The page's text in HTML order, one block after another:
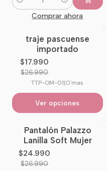
Cantidad
Comprar ahora
-33%OFF
traje pascuense
importado
$17.990
$26.990
TTP-OM-01|O´mas
Ver opciones
-7%OFF
No disponible
Pantalón Palazzo
Lanilla Soft Mujer
$24.990
$26.990